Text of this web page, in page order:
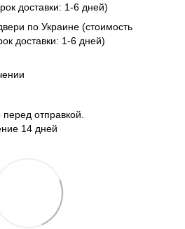
доставки: 1-6 дней)
по Украине (стоимость
доставки: 1-6 дней)
отправкой.
14 дней